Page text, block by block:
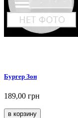
Бургер Зон
189,00 грн